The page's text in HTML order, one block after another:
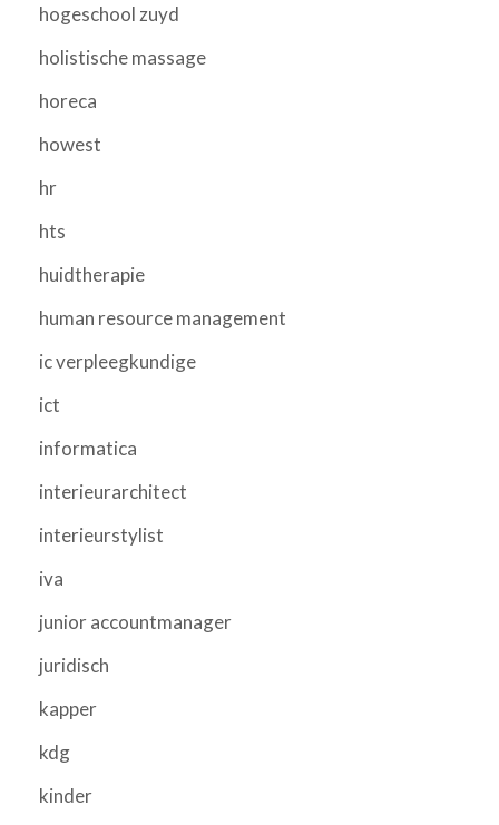
hogeschool zuyd
holistische massage
horeca
howest
hr
hts
huidtherapie
human resource management
ic verpleegkundige
ict
informatica
interieurarchitect
interieurstylist
iva
junior accountmanager
juridisch
kapper
kdg
kinder